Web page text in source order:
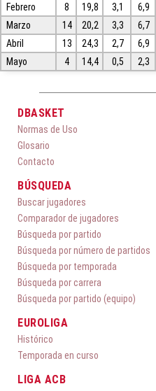
Febrero
8 19,8 3,1 6,9
Marzo
14 20,2 3,3 6,7
Abril
13 24,3 2,7 6,9
Mayo
4 14,4 0,5 2,3
DBASKET
Normas de Uso
Glosario
Contacto
BÚSQUEDA
Buscar jugadores
Comparador de jugadores
Búsqueda por partido
Búsqueda por número de partidos
Búsqueda por temporada
Búsqueda por carrera
Búsqueda por partido (equipo)
EUROLIGA
Histórico
Temporada en curso
LIGA ACB